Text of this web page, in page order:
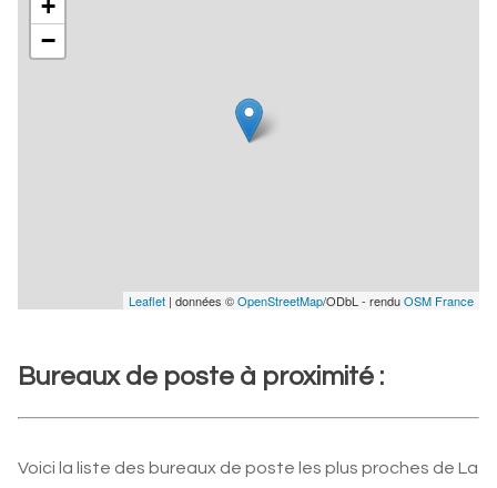
+
−
Leaflet | données ©OpenStreetMap/ODbL - renduOSM France
Bureaux de poste à proximité :
Voici la liste des bureaux de poste les plus proches de La